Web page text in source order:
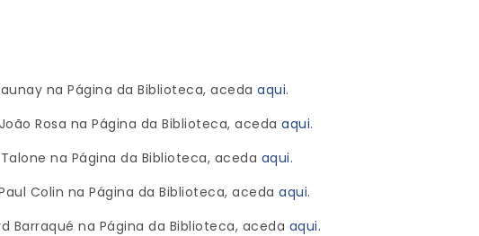
na Página da Biblioteca, aceda aqui.
Rosa na Página da Biblioteca, aceda aqui.
na Página da Biblioteca, aceda aqui.
Colin na Página da Biblioteca, aceda aqui.
Barraqué na Página da Biblioteca, aceda aqui.